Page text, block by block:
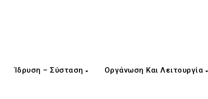
Ίδρυση – Σύσταση Οργάνωση Και Λειτουργία